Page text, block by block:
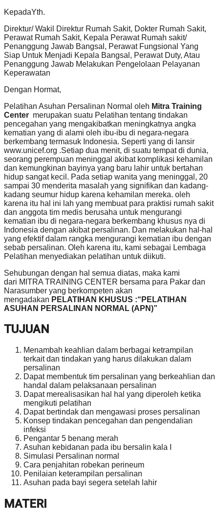
KepadaYth.
Direktur/ Wakil Direktur Rumah Sakit, Dokter Rumah Sakit,
Perawat Rumah Sakit, Kepala Perawat Rumah sakit/
Penanggung Jawab Bangsal, Perawat Fungsional Yang
Siap Untuk Menjadi Kepala Bangsal, Perawat Duty, Atau
Penanggung Jawab Melakukan Pengelolaan Pelayanan
Keperawatan
Dengan Hormat,
Pelatihan Asuhan Persalinan Normal oleh Mitra Training
Center merupakan suatu Pelatihan tentang tindakan
pencegahan yang mengakibatkan meningkatnya angka
kematian yang di alami oleh ibu-ibu di negara-negara
berkembang termasuk Indonesia. Seperti yang di lansir
www.unicef.org .Setiap dua menit, di suatu tempat di dunia,
seorang perempuan meninggal akibat komplikasi kehamilan
dan kemungkinan bayinya yang baru lahir untuk bertahan
hidup sangat kecil. Pada setiap wanita yang meninggal, 20
sampai 30 menderita masalah yang signifikan dan kadang-
kadang seumur hidup karena kehamilan mereka. oleh
karena itu hal ini lah yang membuat para praktisi rumah sakit
dan anggota tim medis berusaha untuk mengurangi
kematian ibu di negara-negara berkembang khusus nya di
Indonesia dengan akibat persalinan. Dan melakukan hal-hal
yang efektif dalam rangka mengurangi kematian ibu dengan
sebab persalinan. Oleh karena itu, kami sebagai Lembaga
Pelatihan menyediakan pelatihan untuk diikuti.
Sehubungan dengan hal semua diatas, maka kami
dari MITRA TRAINING CENTER bersama para Pakar dan
Narasumber yang berkompeten akan
mengadakan PELATIHAN KHUSUS :“PELATIHAN
ASUHAN PERSALINAN NORMAL (APN)”
TUJUAN
Menambah keahlian dalam berbagai ketrampilan
terkait dan tindakan yang harus dilakukan dalam
persalinan
Dapat membentuk tim persalinan yang berkeahlian dan
handal dalam pelaksanaan persalinan
Dapat merealisasikan hal hal yang diperoleh ketika
mengikuti pelatihan
Dapat bertindak dan mengawasi proses persalinan
Konsep tindakan pencegahan dan pengendalian
infeksi
Pengantar 5 benang merah
Asuhan kebidanan pada ibu bersalin kala I
Simulasi Persalinan normal
Cara penjahitan robekan perineum
Penilaian keterampilan persalinan
Asuhan pada bayi segera setelah lahir
MATERI